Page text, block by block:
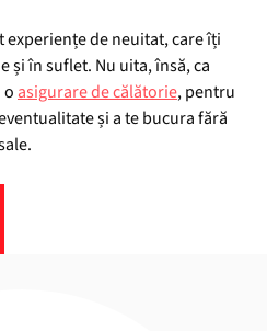
de neuitat, care îți
în suflet. Nu uita, însă, ca
o asigurare de călătorie, pentru
și a te bucura fără